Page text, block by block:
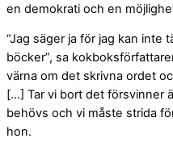
en demokrati och en
“Jag säger ja för jag kan inte
böcker”, sa
värna om det skrivna ordet
[…] Tar vi bort det försvinner
behövs och vi måste strida
hon.